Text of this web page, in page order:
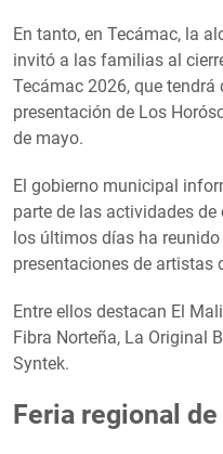
En tanto, en Tecámac, la
invitó a las familias al
Tecámac 2026, que
presentación de Los
de mayo.
El gobierno municipal
parte de las actividades
los últimos días ha
presentaciones de artistas
Entre ellos destacan El
Fibra Norteña, La Original
Syntek.
Feria regional